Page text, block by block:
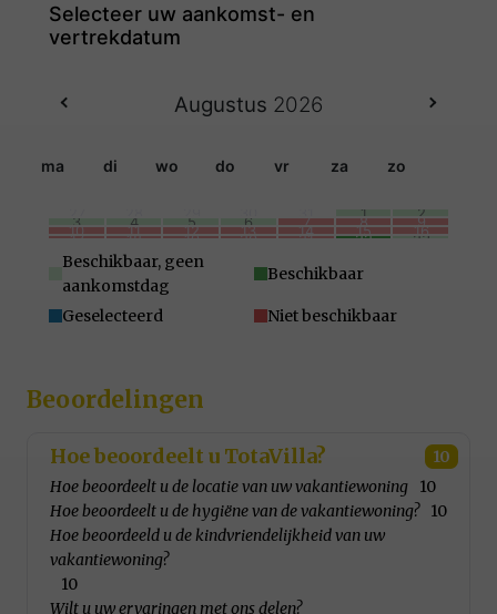
Augustus 2026
ma di wo do vr za zo
1 2
3 4 5 6 7 8 9
10 11 12 13 14 15 16
17 18 19 20 21 22 23
31 1 2
Beschikbaar, geen
aankomstdag
Beschikbaar
Geselecteerd Niet beschikbaar
Beoordelingen
Hoe beoordeelt u TotaVilla?
10
Hoe beoordeelt u de locatie van uw vakantiewoning
10
Hoe beoordeelt u de hygiëne van de vakantiewoning?
10
Hoe beoordeeld u de kindvriendelijkheid van uw
vakantiewoning?
10
Wilt u uw ervaringen met ons delen?